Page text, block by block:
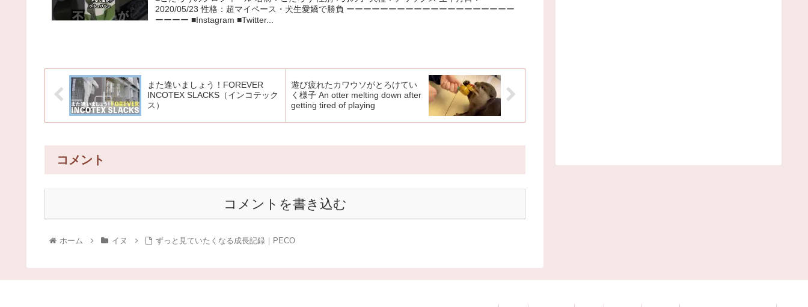
2020/05/23 性格：超マイペース・犬生愛嬌で勝負 ーーーーーーーーーーーーーーーーーーーー
ーーーー ■Instagram ■Twitter...
また逢いましょう！FOREVER
INCOTEX SLACKS（インコテック
ス）
遊び疲れたカワウソがとろけてい
く様子 An otter melting down after
getting tired of playing
コメント
コメントを書き込む
ホーム イヌ ずっと見ていたくなる成長記録｜PECO